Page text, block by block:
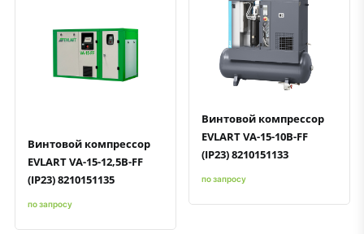
Добавить к сравнению
Добавить в избранное
Винтовой компрессор
EVLART VA-15-12,5B-FF
(IP23) 8210151135
по запросу
Быстрый просмотрДобавить к сравнению
Добавить в избранное
Винтовой компрессор
EVLART VA-15-10B-FF
(IP23) 8210151133
по запросу